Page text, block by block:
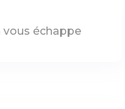
échappe